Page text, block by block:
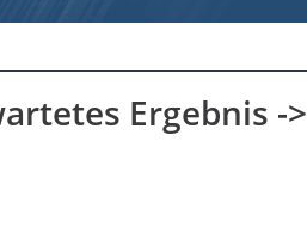
Ergebnis -